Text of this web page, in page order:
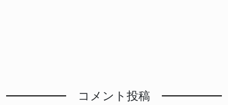
コメント投稿